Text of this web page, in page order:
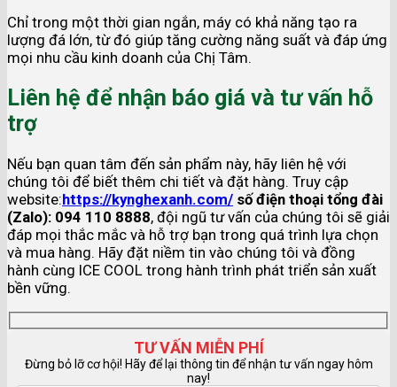
Chỉ trong một thời gian ngắn, máy có khả năng tạo ra
lượng đá lớn, từ đó giúp tăng cường năng suất và đáp ứng
mọi nhu cầu kinh doanh của Chị Tâm.
Liên hệ để nhận báo giá và tư vấn hỗ
trợ
Nếu bạn quan tâm đến sản phẩm này, hãy liên hệ với
chúng tôi để biết thêm chi tiết và đặt hàng. Truy cập
website:https://kynghexanh.com/ số điện thoại tổng đài
(Zalo): 094 110 8888, đội ngũ tư vấn của chúng tôi sẽ giải
đáp mọi thắc mắc và hỗ trợ bạn trong quá trình lựa chọn
và mua hàng. Hãy đặt niềm tin vào chúng tôi và đồng
hành cùng ICE COOL trong hành trình phát triển sản xuất
bền vững.
TƯ VẤN MIỄN PHÍ
Đừng bỏ lỡ cơ hội! Hãy để lại thông tin để nhận tư vấn ngay hôm
nay!